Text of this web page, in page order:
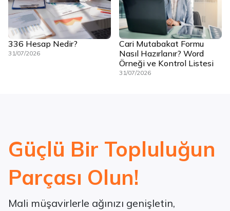
336 Hesap Nedir?
31/07/2026
Cari Mutabakat Formu
Nasıl Hazırlanır? Word
Örneği ve Kontrol Listesi
31/07/2026
Güçlü Bir Topluluğun
Parçası Olun!
Mali müşavirlerle ağınızı genişletin,